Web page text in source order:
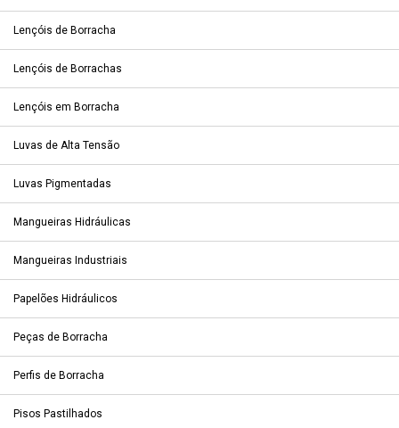
Lençóis de Borracha
Lençóis de Borrachas
Lençóis em Borracha
Luvas de Alta Tensão
Luvas Pigmentadas
Mangueiras Hidráulicas
Mangueiras Industriais
Papelões Hidráulicos
Peças de Borracha
Perfis de Borracha
Pisos Pastilhados